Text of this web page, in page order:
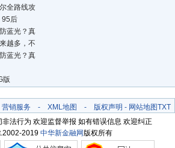
全路线攻
95后
蓝光？真
越多，不
蓝光？真
版
营销服务 - XML地图 - 版权声明 - 网站地图TXT
法行为 欢迎监督举报 如有错误信息 欢迎纠正
2019 中华新金融网版权所有